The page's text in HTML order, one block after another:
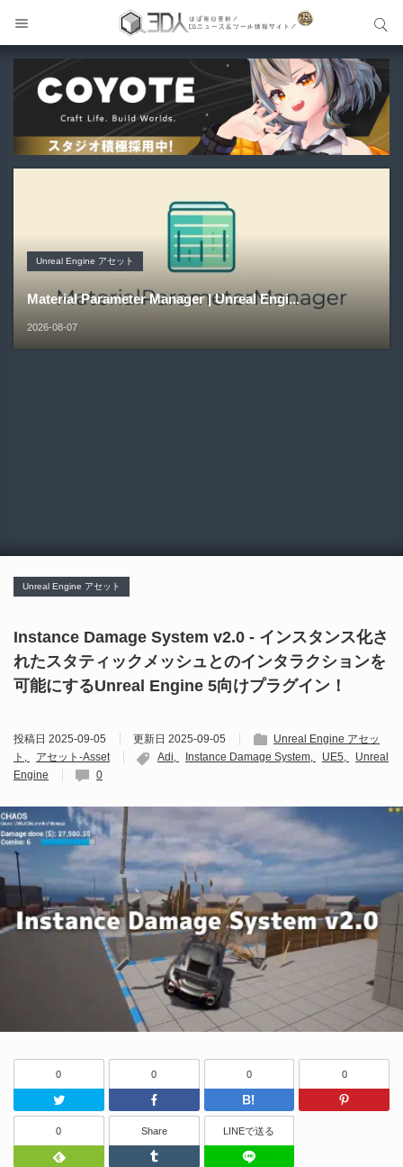
Unreal Engine アセット
Material Parameter Manager | Unreal Engi...
2026-08-07
Pipe It | 直感的にパイプ形状を構築出来るUnreal Engine
5...
2026-08-05
Directive Utilities | ブループリントライブラリやエディタ
ス...
2026-08-03
Unityエフェクトレシピブック パーツを組み合わせて作れ
る | ktk.kum...
2026-08-03
SiroinoSotai | 完全無料＆CC0 で商用利用OKなVRChat
向け...
2026-08-02
Unreal Engine アセット
Instance Damage System v2.0 - インスタンス化さ
れたスタティックメッシュとのインタラクションを
可能にするUnreal Engine 5向けプラグイン！
投稿日 2025-09-05 更新日 2025-09-05
Unreal Engine アセッ
ト
アセット-Asset Adi Instance Damage System UE5
Unreal
Engine
0
0
Twitter
0
Facebook
0
はてなブッ
0
0
Feedly
Share
Tumblr
LINEで送る
サイト内検索